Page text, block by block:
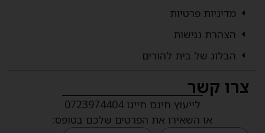
מדיניות פרטיות
הצהרת נגישות
הבלוג של בית להורים
צרו קשר
לייעוץ חינם חייגו 0723974404
או השאירו את הפרטים שלכם בטופס: